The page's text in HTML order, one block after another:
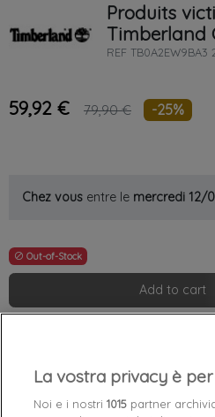
Produits
Timberland
REF TB0A2EW9BA3
59,92 € 79,90 € -25%
Chez vous entre le mercredi 12/
 Out-of-Stock
Add to cart
Garanties sécurité (à
Politique de livraison (à
Politique retours (à modifier
La vostra privacy è
Noi e i nostri1015 partner